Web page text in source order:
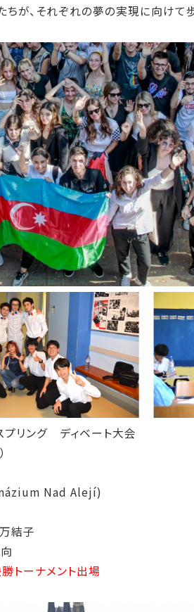
が、それぞれの夢の実現に向けて
リング ディベート大会
Nad Alejí)
結子
トーナメント出場